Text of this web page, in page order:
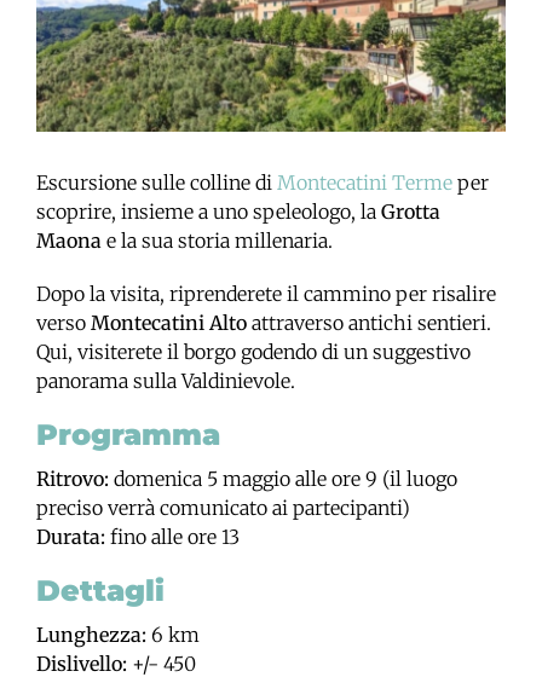
Escursione sulle colline di Montecatini Terme per
scoprire, insieme a uno speleologo, la Grotta
Maona e la sua storia millenaria.
Dopo la visita, riprenderete il cammino per risalire
verso Montecatini Alto attraverso antichi sentieri.
Qui, visiterete il borgo godendo di un suggestivo
panorama sulla Valdinievole.
Programma
Ritrovo: domenica 5 maggio alle ore 9 (il luogo
preciso verrà comunicato ai partecipanti)
Durata: fino alle ore 13
Dettagli
Lunghezza: 6 km
Dislivello: +/- 450